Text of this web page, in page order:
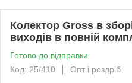
Колектор Gross в
виходів в повній
Готово до відправки
Код: 25/410
Опт і роздріб